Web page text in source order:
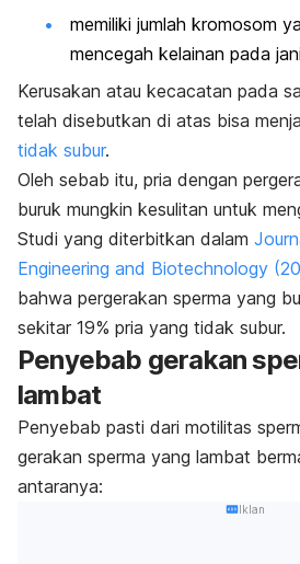
memiliki jumlah kromosom
mencegah kelainan pada
Kerusakan atau kecacatan pada
telah disebutkan di atas bisa
tidak subur.
Oleh sebab itu, pria dengan
buruk mungkin kesulitan untuk
Studi yang diterbitkan dalam
Engineering and Biotechnology
bahwa pergerakan sperma yang
sekitar 19% pria yang tidak subur.
Penyebab gerakan
lambat
Penyebab pasti dari motilitas
gerakan sperma yang lambat
antaranya:
Iklan